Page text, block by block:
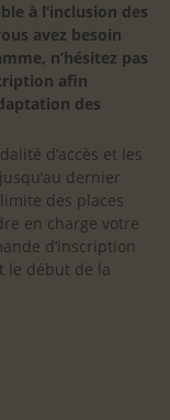
à l’inclusion des
avez besoin
n’hésitez pas
afin
des
d’accès et les
dernier
des places
en charge votre
d’inscription
le début de la